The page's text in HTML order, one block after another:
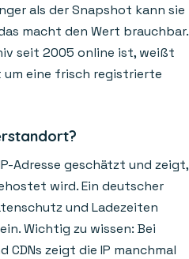
als der Snapshot kann sie
macht den Wert brauchbar.
seit 2005 online ist, weißt
um eine frisch registrierte
Adresse geschätzt und zeigt,
wird. Ein deutscher
und Ladezeiten
Wichtig zu wissen: Bei
zeigt die IP manchmal